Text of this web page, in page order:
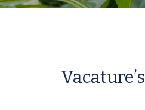
Vacature’s